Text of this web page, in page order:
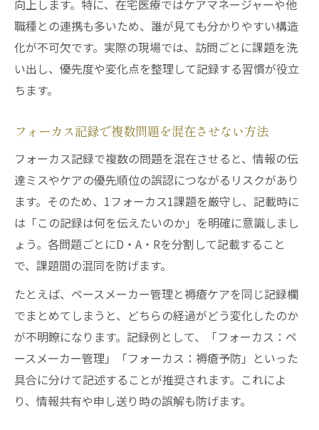
向上します。特に、在宅医療ではケアマネージャーや他
職種との連携も多いため、誰が見ても分かりやすい構造
化が不可欠です。実際の現場では、訪問ごとに課題を洗
い出し、優先度や変化点を整理して記録する習慣が役立
ちます。
フォーカス記録で複数問題を混在させない方法
フォーカス記録で複数の問題を混在させると、情報の伝
達ミスやケアの優先順位の誤認につながるリスクがあり
ます。そのため、1フォーカス1課題を厳守し、記載時に
は「この記録は何を伝えたいのか」を明確に意識しまし
ょう。各問題ごとにD・A・Rを分割して記載すること
で、課題間の混同を防げます。
たとえば、ペースメーカー管理と褥瘡ケアを同じ記録欄
でまとめてしまうと、どちらの経過がどう変化したのか
が不明瞭になります。記録例として、「フォーカス：ペ
ースメーカー管理」「フォーカス：褥瘡予防」といった
具合に分けて記述することが推奨されます。これによ
り、情報共有や申し送り時の誤解も防げます。